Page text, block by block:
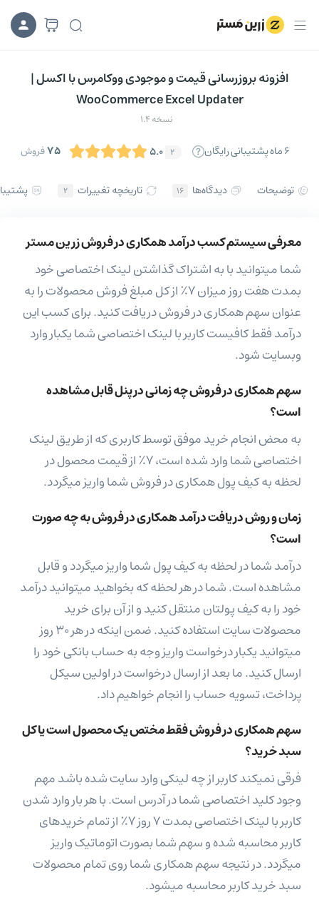
افزونه بروزرسانی قیمت و موجودی ووکامرس با اکسل |
WooCommerce Excel Updater
نسخه 1.4
توضیحات دیدگاه‌ها ۱۶ تاریخچه تغییرات ۲
۶ ماه پشتیبانی رایگان 5.0 2 ۷۵فروش
معرفی سیستم کسب درآمد همکاری در فروش زرین مستر
شما میتوانید با به اشتراک گذاشتن لینک اختصاصی خود
بمدت هفت روز میزان ۷٪ از کل مبلغ فروش محصولات را به
عنوان سهم همکاری در فروش دریافت کنید. برای کسب این
درآمد فقط کافیست کاربر با لینک اختصاصی شما یکبار وارد
وبسایت شود.
سهم همکاری در فروش چه زمانی در پنل قابل مشاهده
است؟
به محض انجام خرید موفق توسط کاربری که از طریق لینک
اختصاصی شما وارد شده است، ۷٪ از قیمت محصول در
لحظه به کیف پول همکاری در فروش شما واریز میگردد.
زمان و روش دریافت درآمد همکاری در فروش به چه صورت
است؟
درآمد شما در لحظه به کیف پول شما واریز میگردد و قابل
مشاهده است. شما در هر لحظه که بخواهید میتوانید درآمد
خود را به کیف پولتان منتقل کنید و از آن برای خرید
محصولات سایت استفاده کنید. ضمن اینکه در هر ۳۰ روز
میتوانید یکبار درخواست واریز وجه به حساب بانکی خود را
ارسال کنید. ما بعد از ارسال درخواست در اولین سیکل
پرداخت، تسویه حساب را انجام خواهیم داد.
سهم همکاری در فروش فقط مختص یک محصول است یا کل
سبد خرید؟
فرقی نمیکند کاربر از چه لینکی وارد سایت شده باشد مهم
وجود کلید اختصاصی شما در آدرس است. با هر بار وارد شدن
کاربر با لینک اختصاصی بمدت ۷ روز ۷٪ از تمام خریدهای
کاربر محاسبه شده و سهم شما بصورت اتوماتیک واریز
میگردد. در نتیجه سهم همکاری شما روی تمام محصولات
سبد خرید کاربر محاسبه میشود.